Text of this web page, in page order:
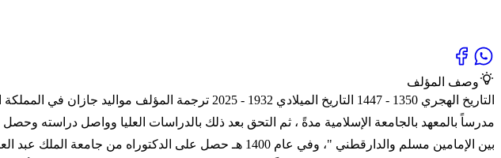
وصف المؤلف
بين الإمامين مسلم والدارقطني "، وفي عام 1400 هـ حصل على